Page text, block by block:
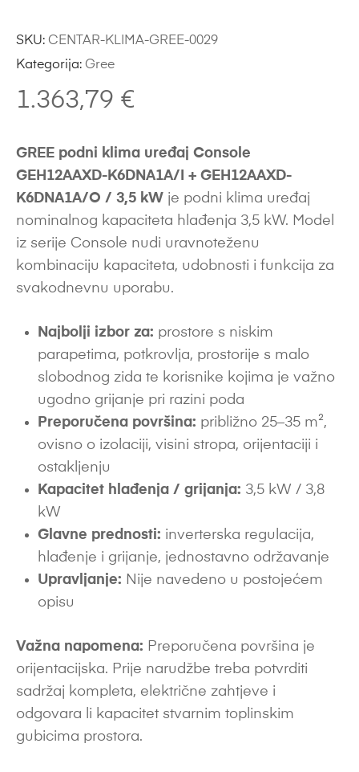
1.363,79 €
GREE podni klima uređaj Console
GEH12AAXD-K6DNA1A/I + GEH12AAXD-
K6DNA1A/O / 3,5 kW je podni klima uređaj
nominalnog kapaciteta hlađenja 3,5 kW. Model
iz serije Console nudi uravnoteženu
kombinaciju kapaciteta, udobnosti i funkcija za
svakodnevnu uporabu.
Najbolji izbor za: prostore s niskim
parapetima, potkrovlja, prostorije s malo
slobodnog zida te korisnike kojima je važno
ugodno grijanje pri razini poda
Preporučena površina: približno 25–35 m²,
ovisno o izolaciji, visini stropa, orijentaciji i
ostakljenju
Kapacitet hlađenja / grijanja: 3,5 kW / 3,8
kW
Glavne prednosti: inverterska regulacija,
hlađenje i grijanje, jednostavno održavanje
Upravljanje: Nije navedeno u postojećem
opisu
Važna napomena: Preporučena površina je
orijentacijska. Prije narudžbe treba potvrditi
sadržaj kompleta, električne zahtjeve i
odgovara li kapacitet stvarnim toplinskim
gubicima prostora.
SKU: CENTAR-KLIMA-GREE-0029
Kategorija: Gree